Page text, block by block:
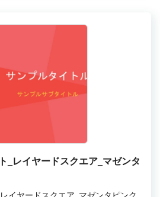
_レイヤードスクエア_マゼンタ